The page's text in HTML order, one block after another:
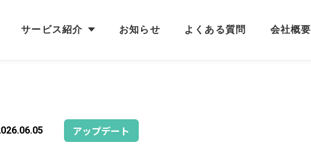
サービス紹介 お知らせ よくある質問 会社概要
アップデート